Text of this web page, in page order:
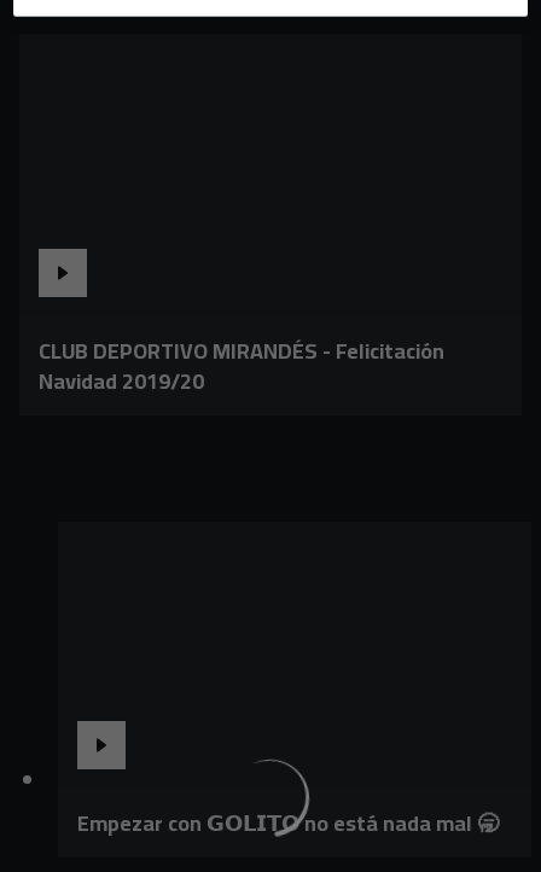
CLUB DEPORTIVO MIRANDÉS - Felicitación
Navidad 2019/20
Empezar con 𝗚𝗢𝗟𝗜𝗧𝗢 no está nada mal 🥱